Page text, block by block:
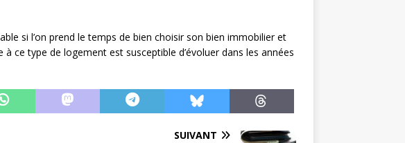
si l’on prend le temps de bien choisir son bien immobilier et
ce type de logement est susceptible d’évoluer dans les années
SUIVANT